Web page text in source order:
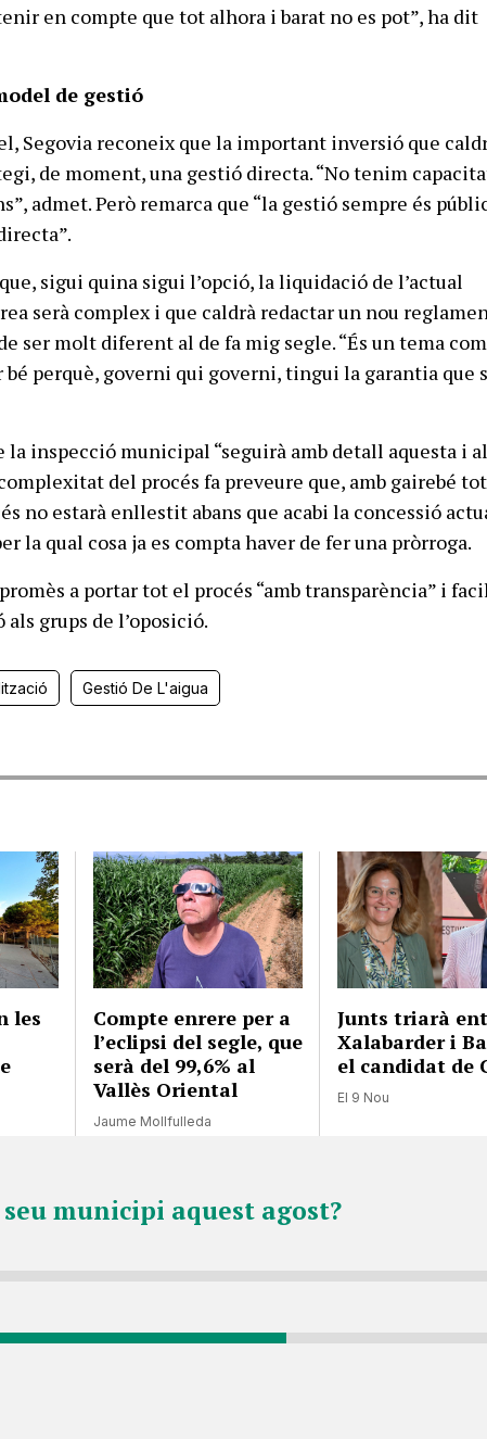
en compte que tot alhora i barat no es pot”, ha dit
de gestió
Segovia reconeix que la important inversió que
de moment, una gestió directa. “No tenim
admet. Però remarca que “la gestió sempre és
sigui quina sigui l’opció, la liquidació de l’actual
serà complex i que caldrà redactar un nou
ser molt diferent al de fa mig segle. “És un tema
perquè, governi qui governi, tingui la garantia que
la inspecció municipal “seguirà amb detall aquesta i
del procés fa preveure que, amb gairebé
no estarà enllestit abans que acabi la concessió
la qual cosa ja es compta haver de fer una pròrroga.
a portar tot el procés “amb transparència” i
grups de l’oposició.
Gestió De L'aigua
les
Compte enrere per a
l’eclipsi del segle, que
serà del 99,6% al
Vallès Oriental
Jaume Mollfulleda
Junts triarà
Xalabarder i
el candidat de
El 9 Nou
municipi aquest agost?